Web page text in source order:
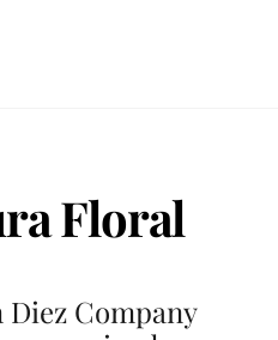
Floral
Diez Company